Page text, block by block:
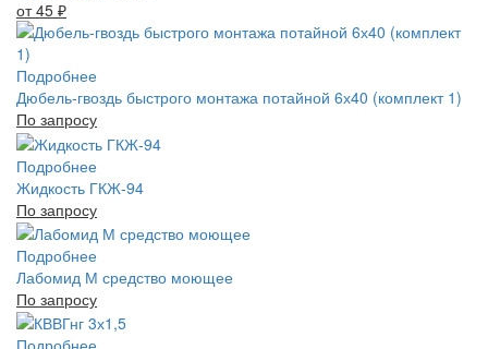
от 45 ₽
Подробнее
Дюбель-гвоздь быстрого монтажа потайной 6х40 (комплект 1)
По запросу
Подробнее
Жидкость ГКЖ-94
По запросу
Подробнее
Лабомид М средство моющее
По запросу